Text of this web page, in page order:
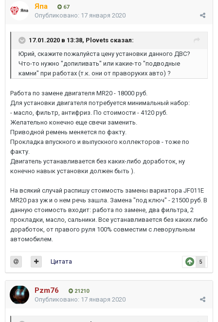
Япа 67
Опубликовано: 17 января 2020
17.01.2020 в 13:38, Plovets сказал:
Юрий, скажите пожалуйста цену установки данного ДВС?
Что-то нужно "допиливать" или какие-то "подводные
камни" при работах (т.к. они от праворуких авто) ?
Работа по замене двигателя MR20 - 18000 руб.
Для установки двигателя потребуется минимальный набор:
- масло, фильтр, антифриз. По стоимости - 4120 руб.
Желательно конечно еще свечи заменить.
Приводной ремень меняется по факту.
Прокладка впускного и выпускного коллекторов - тоже по
факту.
Двигатель устанавливается без каких-либо доработок, ну
конечно навык установки должен быть ).
На всякий случай распишу стоимость замены вариатора JF011E
MR20 раз уж и о нем речь зашла. Замена "под ключ" - 21500 руб. В
данную стоимость входит: работа по замене, два фильтра, 2
прокладки, масло, сальники. Все устанавливается без каких либо
доработок, от правого руля 100% совместим с леворульным
автомобилем.
5
Цитата
Pzm76 21210
Опубликовано: 17 января 2020